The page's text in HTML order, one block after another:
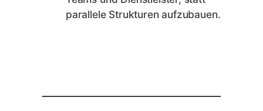
parallele Strukturen aufzubauen.